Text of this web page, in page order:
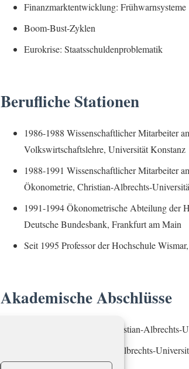
Finanzmarktentwicklung: Frühwarnsysteme
Boom-Bust-Zyklen
Eurokrise: Staatsschuldenproblematik
Berufliche Stationen
1986-1988 Wissenschaftlicher Mitarbeiter
Volkswirtschaftslehre, Universität Konstanz
1988-1991 Wissenschaftlicher Mitarbeiter
Ökonometrie, Christian-Albrechts-
1991-1994 Ökonometrische Abteilung der
Deutsche Bundesbank, Frankfurt am Main
Seit 1995 Professor der Hochschule
Akademische Abschlüsse
Diplom-Volkswirt der Christian-Albrechts-
Dr. sc. pol. der Christian-Albrechts-